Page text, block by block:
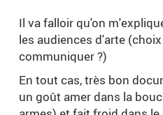
Il va falloir qu'on
les audiences d'arte
communiquer ?)
En tout cas, très bon
un goût amer dans la